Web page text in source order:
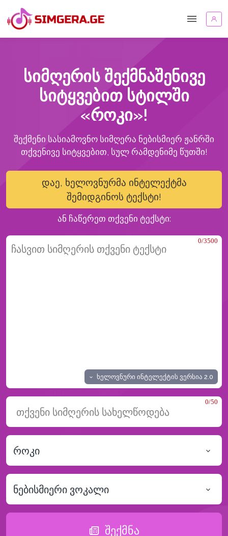
სიმღერის შექმნაშენივე
სიტყვებით სტილში
«როკი»!
შექმენი სასიამოვნო სიმღერა ნებისმიერ ჟანრში
თქვენივე სიტყვებით, სულ რამდენიმე წუთში!
დაე, ხელოვნურმა ინტელექტმა
შემიდგინოს ტექსტი!
ან ჩაწერეთ თქვენი ტექსტი:
0/3500
ხელოვნური ინტელექტის ვერსია 2.0
0/50
როკი
ნებისმიერი ვოკალი
შექმნა